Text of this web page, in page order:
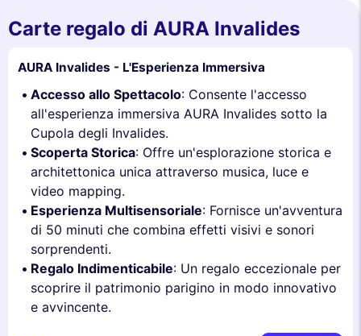
Carte regalo di AURA Invalides
AURA Invalides - L'Esperienza Immersiva
Accesso allo Spettacolo: Consente l'accesso
all'esperienza immersiva AURA Invalides sotto la
Cupola degli Invalides.
Scoperta Storica: Offre un'esplorazione storica e
architettonica unica attraverso musica, luce e
video mapping.
Esperienza Multisensoriale: Fornisce un'avventura
di 50 minuti che combina effetti visivi e sonori
sorprendenti.
Regalo Indimenticabile: Un regalo eccezionale per
scoprire il patrimonio parigino in modo innovativo
e avvincente.